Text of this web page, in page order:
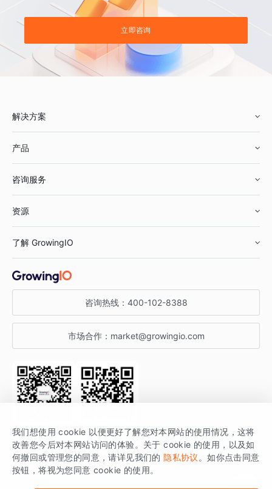
立即咨询
解决方案
鞋服行业
汽车行业
金融行业
产品
智能运营
获客分析
咨询服务
资源
增长公开课
增长博客
开发者文档
SDK 文档
场景指南
了解 GrowingIO
关于 GrowingIO
增长大会
行业活动
咨询热线： 400-102-8388
市场合作： market@growingio.com
关注公众号 获取更多干货
GrowingIO 是专注于数据智能分析与增长的品牌，核心平台为 GrowingIO
分析云。
我们想使用 cookie 以便更好了解您对本网站的使用情况，这将
改善您今后对本网站访问的体验。关于 cookie 的使用，以及如
何撤回或管理您的同意，请详见我们的 隐私协议 。如你点击同意
按钮，将视为您同意 cookie 的使用。